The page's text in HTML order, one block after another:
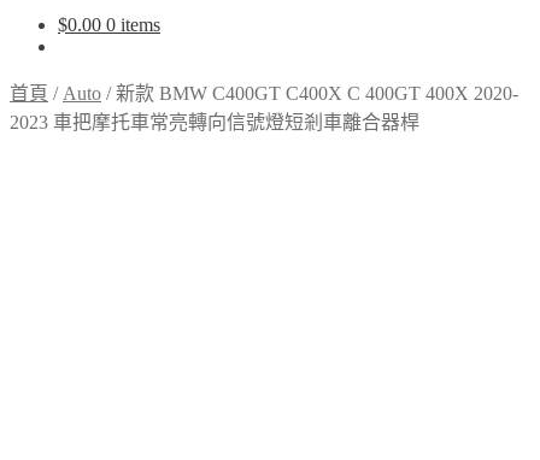
$0.00 0 items
首頁 / Auto /新款 BMW C400GT C400X C 400GT 400X 2020-
2023 車把摩托車常亮轉向信號燈短剎車離合器桿